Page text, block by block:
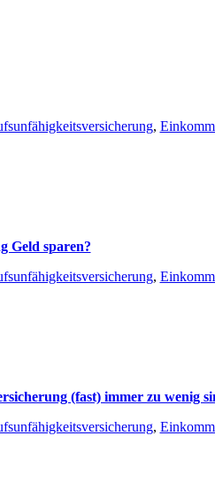
,
Geld sparen?
,
(fast) immer zu wenig
,